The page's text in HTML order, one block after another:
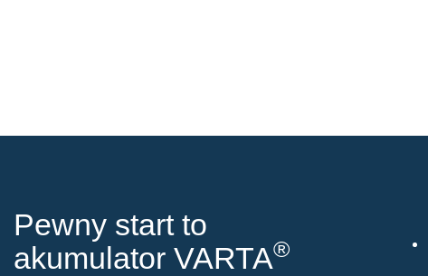
Pewny start to
akumulator VARTA®